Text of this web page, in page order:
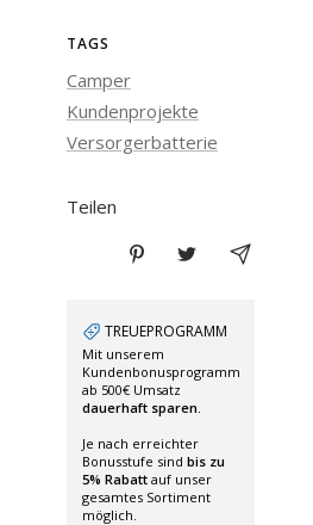
TAGS
Camper
Kundenprojekte
Versorgerbatterie
Teilen
TREUEPROGRAMM
Mit unserem
Kundenbonusprogramm
ab 500€ Umsatz
dauerhaft sparen.
Je nach erreichter
Bonusstufe sind bis zu
5% Rabatt auf unser
gesamtes Sortiment
möglich.